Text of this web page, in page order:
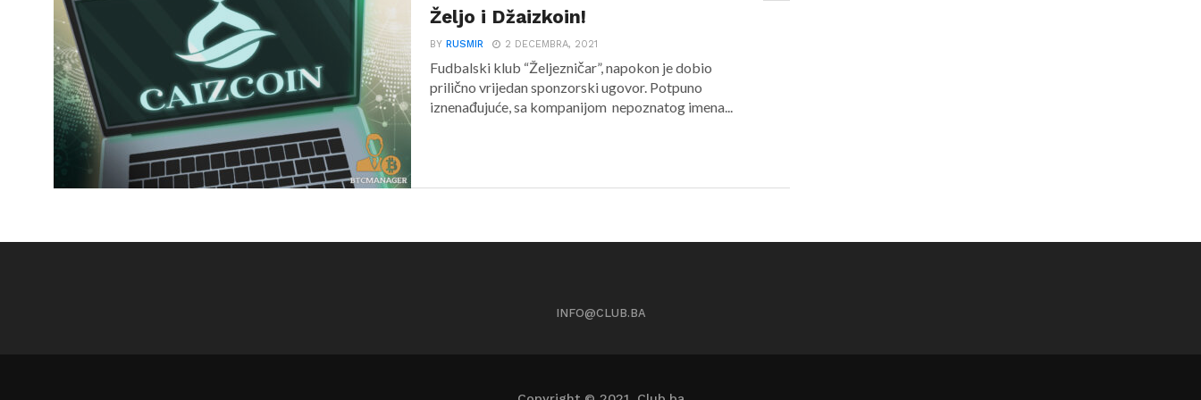
Željo i Džaizkoin!
BYRUSMIR 2 DECEMBRA, 2021
Fudbalski klub “Željezničar”, napokon je dobio
prilično vrijedan sponzorski ugovor. Potpuno
iznenađujuće, sa kompanijom nepoznatog imena...
INFO@CLUB.BA